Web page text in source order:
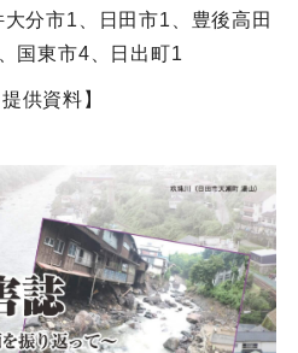
分市1、日田市1、豊後高田
国東市4、日出町1
供資料】